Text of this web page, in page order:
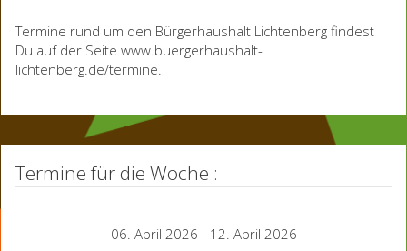
Termine rund um den Bürgerhaushalt Lichtenberg findest
Du auf der Seite www.buergerhaushalt-
lichtenberg.de/termine.
Termine für die Woche :
06. April 2026 - 12. April 2026